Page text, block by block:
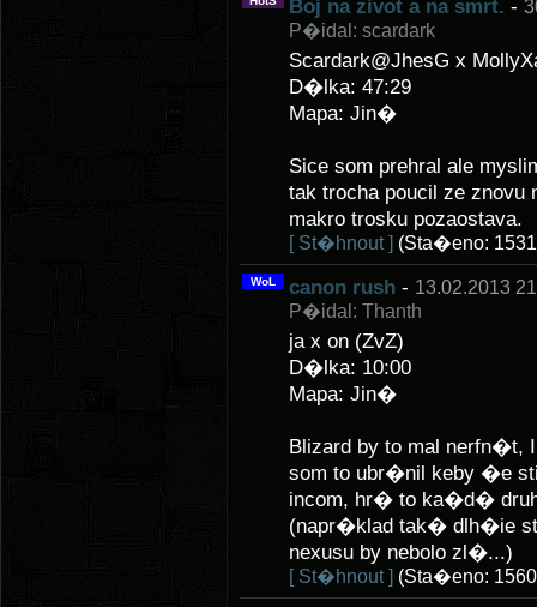
Boj na zivot a na smrt. -
P�idal: scardark
Scardark@JhesG x
D�lka: 47:29
Mapa: Jin�
Sice som prehral ale
tak trocha poucil ze znovu
makro trosku pozaostava.
[ St�hnout ] (Sta�eno:
WoL canon rush - 13.02.2013
P�idal: Thanth
ja x on (ZvZ)
D�lka: 10:00
Mapa: Jin�
Blizard by to mal nerfn�t,
som to ubr�nil keby �e
incom, hr� to ka�d�
(napr�klad tak� dlh�ie
nexusu by nebolo zl�...)
[ St�hnout ] (Sta�eno: